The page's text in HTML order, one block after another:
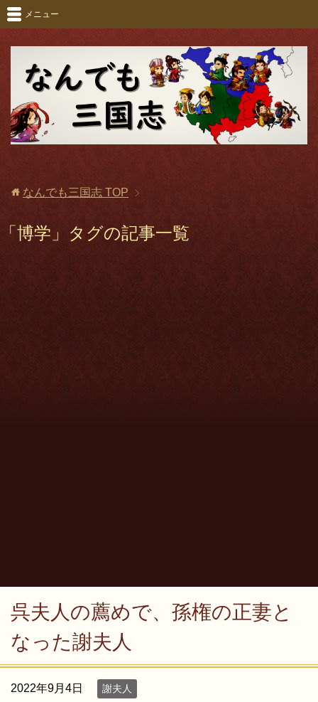
メニュー
なんでも三国志 TOP
「博学」タグの記事一覧
呉夫人の薦めで、孫権の正妻と
なった謝夫人
2022年9月4日 謝夫人